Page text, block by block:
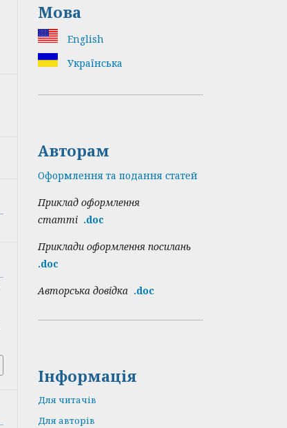
Мова
English
Українська
Авторам
Оформлення та подання статей
Приклад оформлення
статті .doc
Приклади оформлення посилань
.doc
Авторська довідка .doс
Інформація
Для читачів
Для авторів